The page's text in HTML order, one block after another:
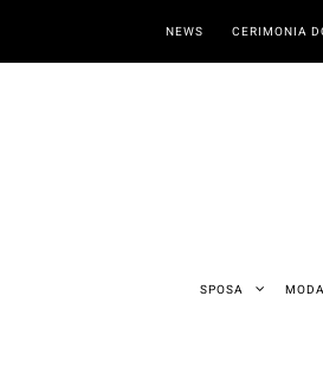
NEWS CERIMONIA
SPOSA